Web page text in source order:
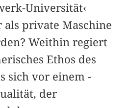
Universität‹
als private Maschine
Weithin regiert
Ethos des
sich vor einem
der